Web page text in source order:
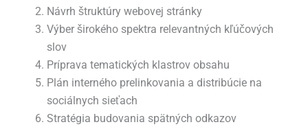
Návrh štruktúry webovej stránky
Výber širokého spektra relevantných kľúčových
slov
Príprava tematických klastrov obsahu
Plán interného prelinkovania a distribúcie na
sociálnych sieťach
Stratégia budovania spätných odkazov